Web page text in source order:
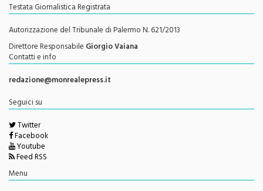
Testata Giornalistica Registrata
Autorizzazione del Tribunale di Palermo N. 621/2013
Direttore Responsabile Giorgio Vaiana
Contatti e info
redazione@monrealepress.it
Seguici su
Twitter
Facebook
Youtube
Feed RSS
Menu